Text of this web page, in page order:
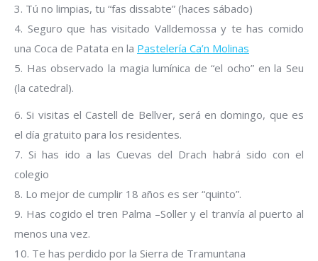
3. Tú no limpias, tu “fas dissabte” (haces sábado)
4. Seguro que has visitado Valldemossa y te has comido
una Coca de Patata en la Pastelería Ca’n Molinas
5. Has observado la magia lumínica de “el ocho” en la Seu
(la catedral).
6. Si visitas el Castell de Bellver, será en domingo, que es
el día gratuito para los residentes.
7. Si has ido a las Cuevas del Drach habrá sido con el
colegio
8. Lo mejor de cumplir 18 años es ser “quinto”.
9. Has cogido el tren Palma –Soller y el tranvía al puerto al
menos una vez.
10. Te has perdido por la Sierra de Tramuntana